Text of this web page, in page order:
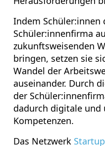
Indem Schüler:innen
Schüler:innenfirma
zukunftsweisenden
bringen, setzen sie
Wandel der
auseinander. Durch
der
dadurch digitale und
Kompetenzen.
Das Netzwerk